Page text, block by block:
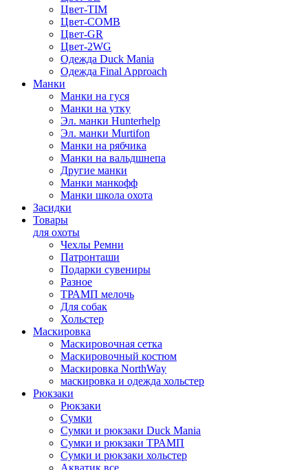
Цвет-TIM
Цвет-COMB
Цвет-GR
Цвет-2WG
Одежда Duck Mania
Одежда Final Approach
Манки
Манки на гуся
Манки на утку
Эл. манки Hunterhelp
Эл. манки Murtifon
Манки на рябчика
Манки на вальдшнепа
Другие манки
Манки манкофф
Манки школа охота
Засидки
Товары
для охоты
Чехлы Ремни
Патронташи
Подарки сувениры
Разное
ТРАМП мелочь
Для собак
Хольстер
Маскировка
Маскировочная сетка
Маскировочный костюм
Маскировка NorthWay
маскировка и одежда хольстер
Рюкзаки
Рюкзаки
Сумки
Сумки и рюкзаки Duck Mania
Сумки и рюкзаки ТРАМП
Сумки и рюкзаки хольстер
Акватик все